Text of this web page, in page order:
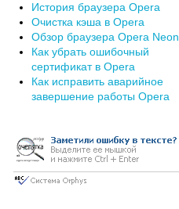
История браузера Opera
Очистка кэша в Opera
Обзор браузера Opera Neon
Как убрать ошибочный
сертификат в Opera
Как исправить аварийное
завершение работы Opera